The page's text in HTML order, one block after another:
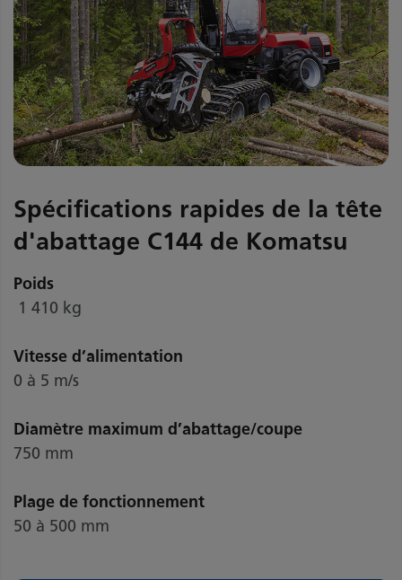
Spécifications rapides de la tête
d'abattage C144 de Komatsu
Poids
1 410 kg
Vitesse d’alimentation
0 à 5 m/s
Diamètre maximum d’abattage/coupe
750 mm
Plage de fonctionnement
50 à 500 mm